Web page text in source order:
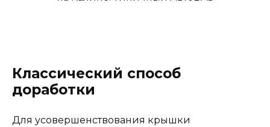
Классический способ
доработки
Для усовершенствования крышки